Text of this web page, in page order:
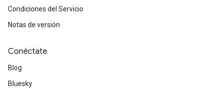
Condiciones del Servicio
Notas de versión
Conéctate
Blog
Bluesky